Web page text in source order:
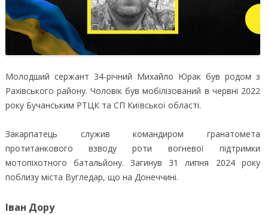
Молодший сержант 34-річний Михайло Юрак був родом з
Рахівського району. Чоловік був мобілізований в червні 2022
року Бучанським РТЦК та СП Київської області.
Закарпатець служив командиром гранатомета
протитанкового взводу роти вогневої підтримки
мотопіхотного батальйону. Загинув 31 липня 2024 року
поблизу міста Вугледар, що на Донеччині.
Іван Дору